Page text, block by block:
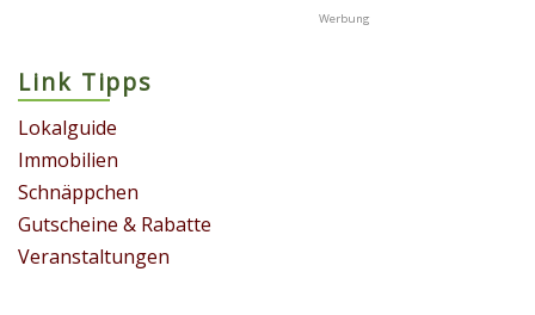
Link Tipps
Lokalguide
Immobilien
Schnäppchen
Gutscheine & Rabatte
Veranstaltungen